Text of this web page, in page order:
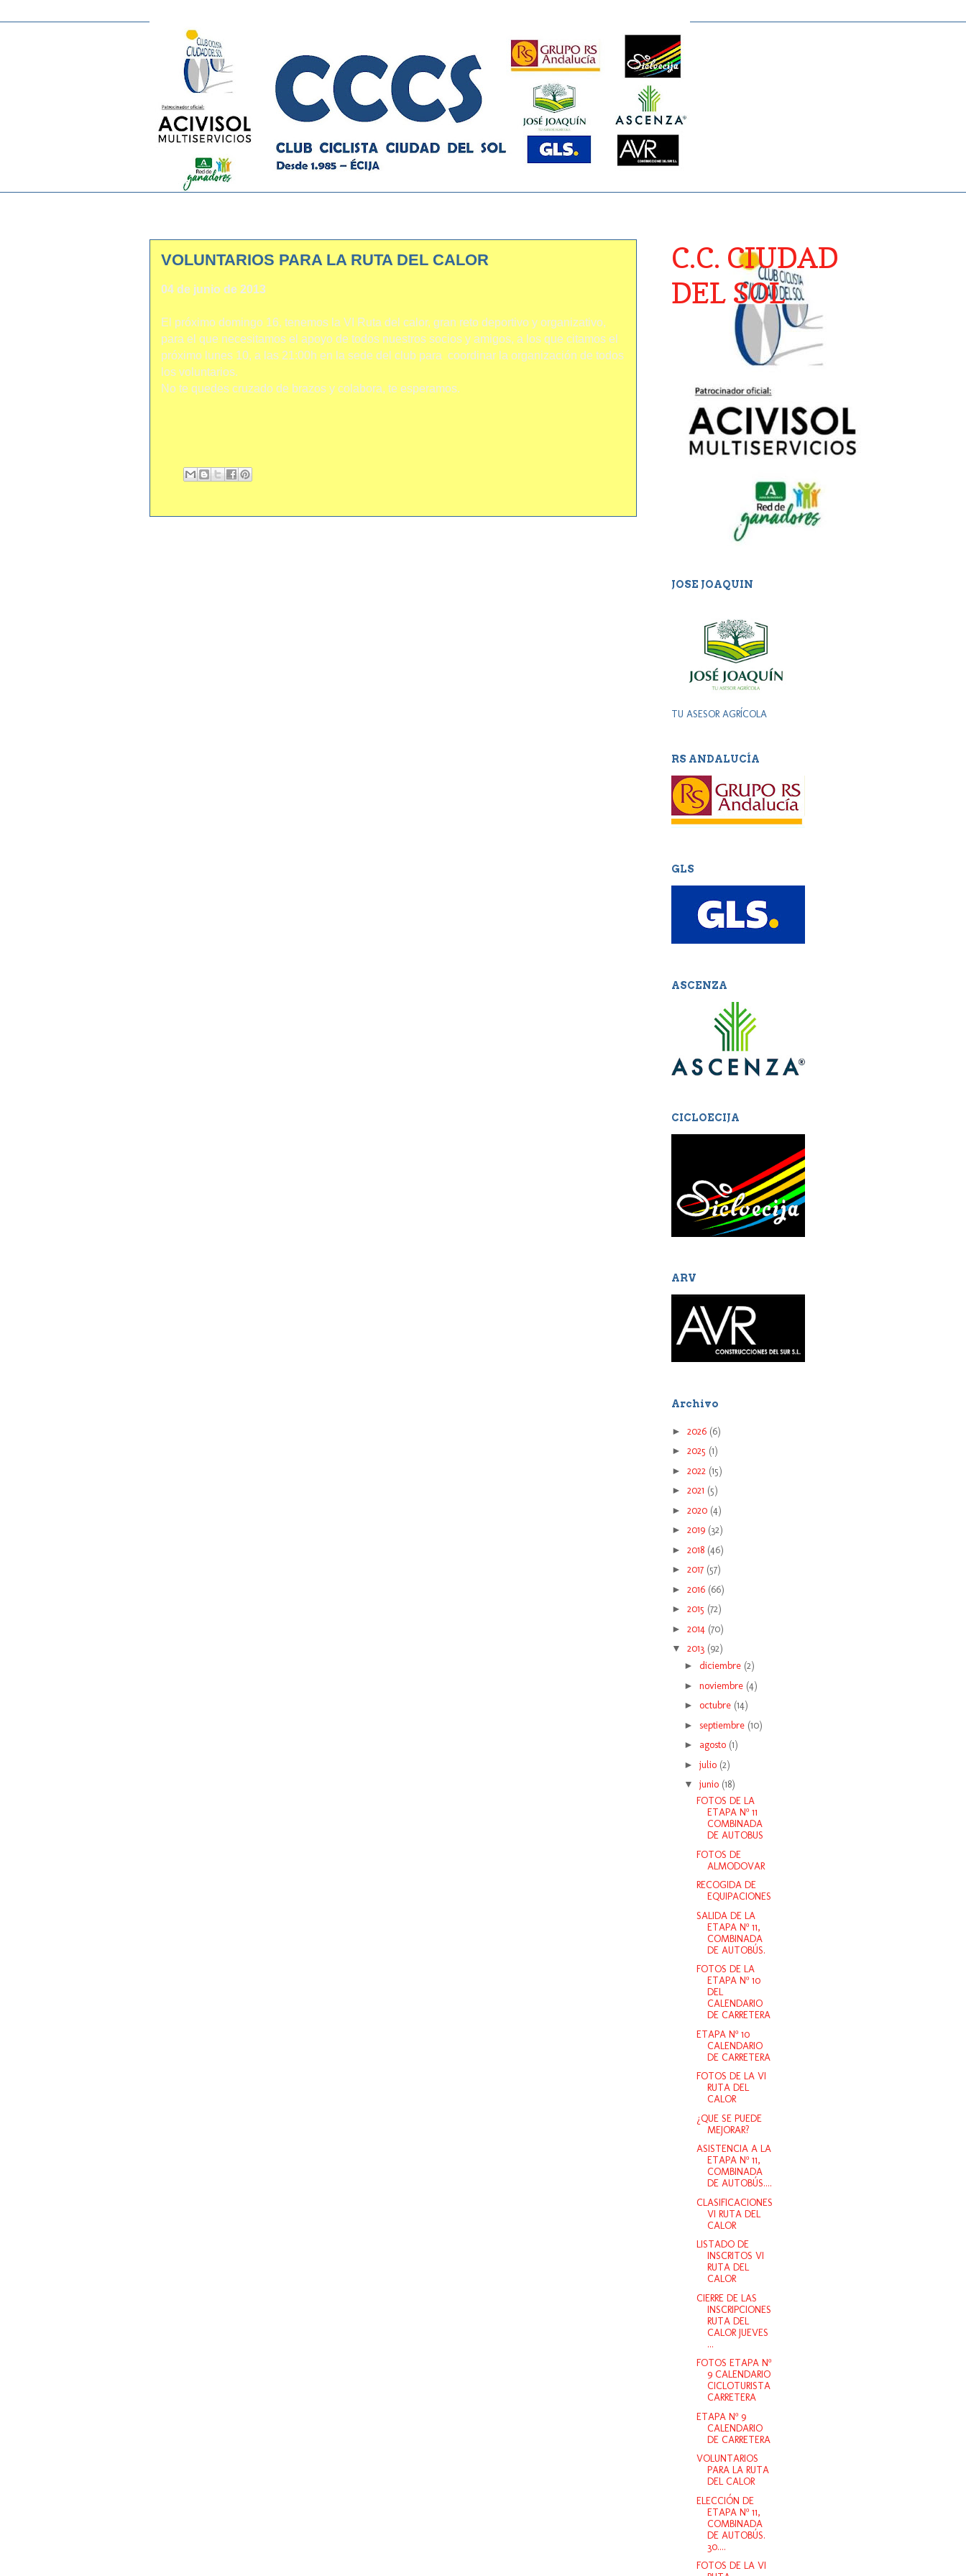
VOLUNTARIOS PARA LA RUTA DEL CALOR
04 de junio de 2013
El próximo domingo 16, tenemos la VI Ruta del calor, gran reto deportivo y organizativo,
para el que necesitamos el apoyo de todos nuestros socios y amigos, a los que citamos el
próximo lunes 10, a las 21:00h en la sede del club para coordinar la organización de todos
los voluntarios.
No te quedes cruzado de brazos y colabora, te esperamos.
C.C. CIUDAD
DEL SOL
JOSE JOAQUIN
TU ASESOR AGRÍCOLA
RS ANDALUCÍA
GLS
ASCENZA
CICLOECIJA
ARV
Archivo
► 2026 (6)
► 2025 (1)
► 2022 (15)
► 2021 (5)
► 2020 (4)
► 2019 (32)
► 2018 (46)
► 2017 (57)
► 2016 (66)
► 2015 (72)
► 2014 (70)
▼ 2013 (92)
► diciembre (2)
► noviembre (4)
► octubre (14)
► septiembre (10)
► agosto (1)
► julio (2)
▼ junio (18)
FOTOS DE LA
ETAPA Nº 11
COMBINADA
DE AUTOBUS
FOTOS DE
ALMODOVAR
RECOGIDA DE
EQUIPACIONES
SALIDA DE LA
ETAPA Nº 11,
COMBINADA
DE AUTOBÚS.
FOTOS DE LA
ETAPA Nº 10
DEL
CALENDARIO
DE CARRETERA
ETAPA Nº 10
CALENDARIO
DE CARRETERA
FOTOS DE LA VI
RUTA DEL
CALOR
¿QUE SE PUEDE
MEJORAR?
ASISTENCIA A LA
ETAPA Nº 11,
COMBINADA
DE AUTOBÚS....
CLASIFICACIONES
VI RUTA DEL
CALOR
LISTADO DE
INSCRITOS VI
RUTA DEL
CALOR
CIERRE DE LAS
INSCRIPCIONES
RUTA DEL
CALOR JUEVES
...
FOTOS ETAPA Nº
9 CALENDARIO
CICLOTURISTA
CARRETERA
ETAPA Nº 9
CALENDARIO
DE CARRETERA
VOLUNTARIOS
PARA LA RUTA
DEL CALOR
ELECCIÓN DE
ETAPA Nº 11,
COMBINADA
DE AUTOBÚS.
30....
FOTOS DE LA VI